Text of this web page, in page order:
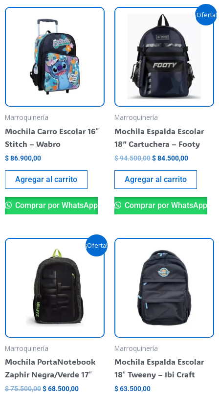
Marroquinería
Mochila Carro Escolar 16″
Stitch – Wabro
$86.900,00
Agregar al carrito
Comprar por WhatsApp
¡Oferta!
Marroquinería
Mochila Espalda Escolar
18” Cartuchera – Footy
$94.500,00
El
precio
original
era:
$ 94.500,00.
$84.500,00
El
precio
actual
$
Agregar al carrito
Comprar por WhatsApp
¡Oferta!
Marroquinería
Mochila PortaNotebook
Zaphir Negra/Verde 17″
$75.500,00
El
precio
original
era:
$ 75.500,00.
$68.500,00
El
precio
actual
es:
$ 68.500,00.
Marroquinería
Mochila Espalda Escolar
18″ Tweeny – Ibi Craft
$63.500,00